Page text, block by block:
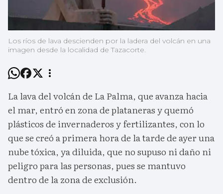
Los ríos de lava descienden por la ladera del volcán en una
imagen desde la localidad de Tazacorte.
La lava del volcán de La Palma, que avanza hacia
el mar, entró en zona de plataneras y quemó
plásticos de invernaderos y fertilizantes, con lo
que se creó a primera hora de la tarde de ayer una
nube tóxica, ya diluida, que no supuso ni daño ni
peligro para las personas, pues se mantuvo
dentro de la zona de exclusión.